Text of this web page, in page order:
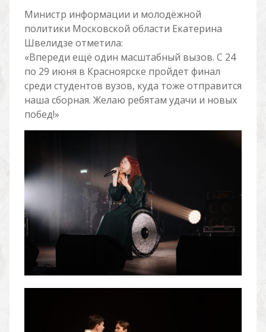
Министр информации и молодёжной
политики Московской области Екатерина
Швелидзе отметила:
«Впереди ещë один масштабный вызов. С 24
по 29 июня в Красноярске пройдет финал
среди студентов вузов, куда тоже отправится
наша сборная. Желаю ребятам удачи и новых
побед!»